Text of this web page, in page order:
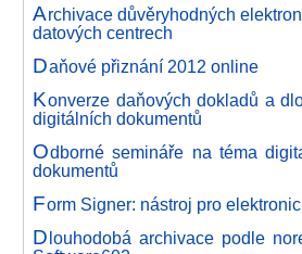
Archivace důvěryhodných
datových centrech
Daňové přiznání 2012 online
Konverze daňových dokladů a
digitálních dokumentů
Odborné semináře na téma
dokumentů
Form Signer: nástroj pro
Dlouhodobá archivace podle